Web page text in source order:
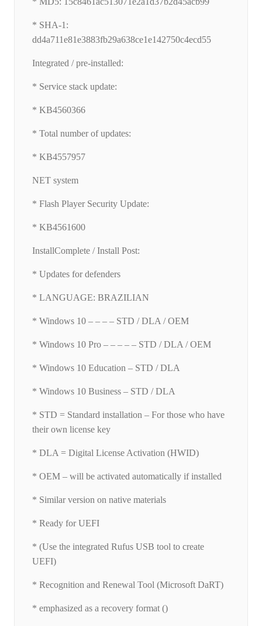
* SHA-1:
dd4a711e81e3883fb29a638ce1e142750c4ecd55
Integrated / pre-installed:
* Service stack update:
* KB4560366
* Total number of updates:
* KB4557957
NET system
* Flash Player Security Update:
* KB4561600
InstallComplete / Install Post:
* Updates for defenders
* LANGUAGE: BRAZILIAN
* Windows 10 – – – – STD / DLA / OEM
* Windows 10 Pro – – – – – STD / DLA / OEM
* Windows 10 Education – STD / DLA
* Windows 10 Business – STD / DLA
* STD = Standard installation – For those who have
their own license key
* DLA = Digital License Activation (HWID)
* OEM – will be activated automatically if installed
* Similar version on native materials
* Ready for UEFI
* (Use the integrated Rufus USB tool to create
UEFI)
* Recognition and Renewal Tool (Microsoft DaRT)
* emphasized as a recovery format ()